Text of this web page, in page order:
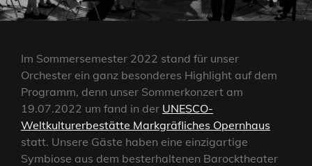
Im Sommersemester 2022 stand für unser
Orchester ein ganz besonderes Highlight auf dem
Programm, denn unser Sommerkonzert am
19.07.2022 um fand in der UNESCO-
Weltkulturerbestätte Markgräfliches Opernhaus
statt. Unsere Gäste haben eine einzigartige
Symbiose aus dem besterhaltenen Barocktheater